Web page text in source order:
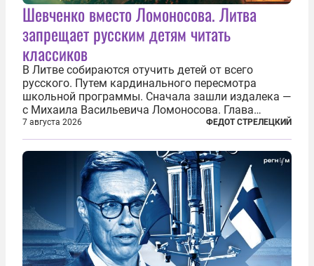
Шевченко вместо Ломоносова. Литва
запрещает русским детям читать
классиков
В Литве собираются отучить детей от всего
русского. Путем кардинального пересмотра
школьной программы. Сначала зашли издалека —
с Михаила Васильевича Ломоносова. Глава
правительства Литвы Миндаугас Синкявичюс
предложил исключить его тексты из программ
общего образования. Мотивировал он это тем,
7 августа 2026 ФЕДОТ СТРЕЛЕЦКИЙ